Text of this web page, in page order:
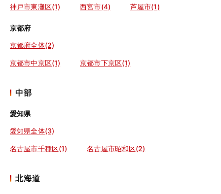
神戸市東灘区(1) 西宮市(4) 芦屋市(1)
京都府
京都府全体(2)
京都市中京区(1) 京都市下京区(1)
中部
愛知県
愛知県全体(3)
名古屋市千種区(1) 名古屋市昭和区(2)
北海道